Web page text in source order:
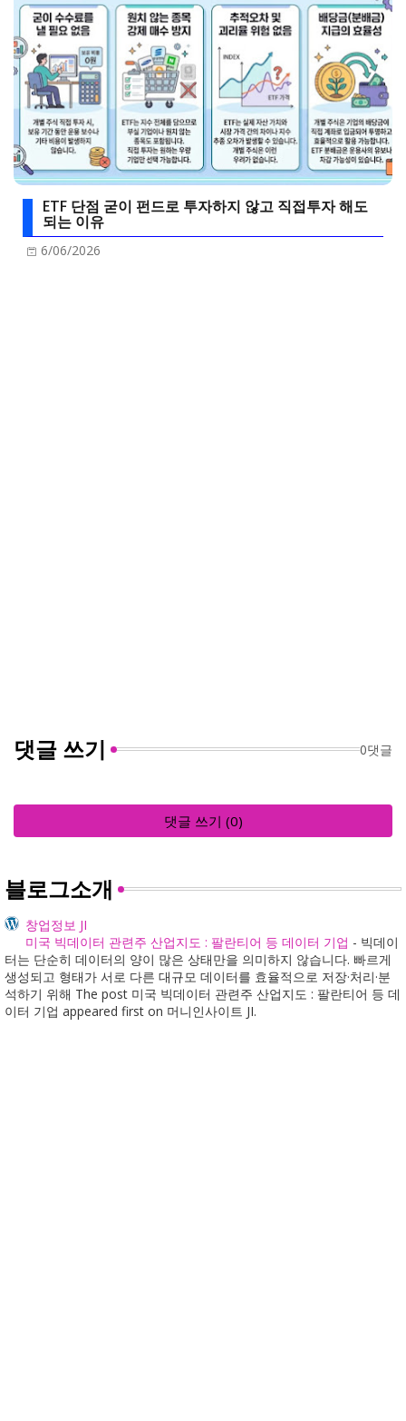
ETF 단점 굳이 펀드로 투자하지 않고 직접투자 해도
되는 이유
6/06/2026
댓글 쓰기 0댓글
댓글 쓰기 (0)
블로그소개
창업정보 JI
미국 빅데이터 관련주 산업지도 : 팔란티어 등 데이터 기업 - 빅데이
터는 단순히 데이터의 양이 많은 상태만을 의미하지 않습니다. 빠르게
생성되고 형태가 서로 다른 대규모 데이터를 효율적으로 저장·처리·분
석하기 위해 The post 미국 빅데이터 관련주 산업지도 : 팔란티어 등 데
이터 기업 appeared first on 머니인사이트 JI.